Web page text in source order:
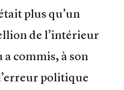
plus qu’un
de l’intérieur
commis, à son
politique